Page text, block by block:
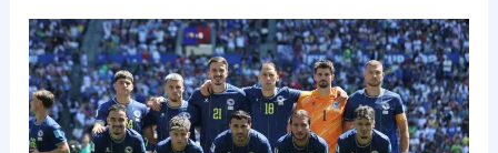
stizati
na
račun
za